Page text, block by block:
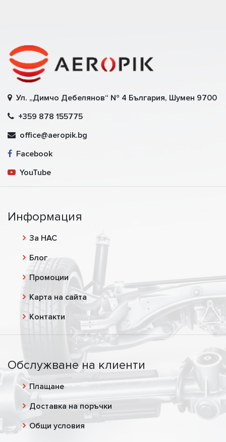
Ул. „Димчо Дебелянов“ № 4 България, Шумен 9700
+359 878 155775
office@aeropik.bg
Facebook
YouTube
Информация
За НАС
Блог
Промоции
Карта на сайта
Контакти
Обслужване на клиенти
Плащане
Доставка на поръчки
Общи условия